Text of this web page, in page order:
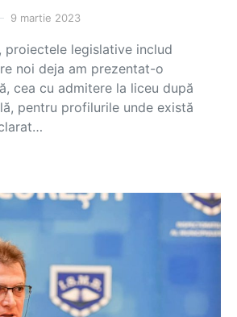
9 martie 2023
proiectele legislative includ
noi deja am prezentat-o
cea cu admitere la liceu după
pentru profilurile unde există